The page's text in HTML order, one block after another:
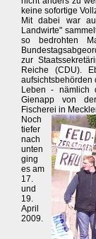
keine sofortige
Mit dabei war
Landwirte"
so bedrohten
zur
Reiche (CDU).
aufsichtsbehörden
Leben - nämlich
Gienapp von
Fischerei in
Noch
tiefer
nach
unten
ging
es am
17.
und
19.
April
2009.